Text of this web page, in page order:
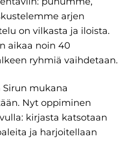
arjen
on vilkasta ja iloista.
aikaa noin 40
ryhmiä vaihdetaan.
Sirun mukana
Nyt oppiminen
kirjasta katsotaan
ja harjoitellaan